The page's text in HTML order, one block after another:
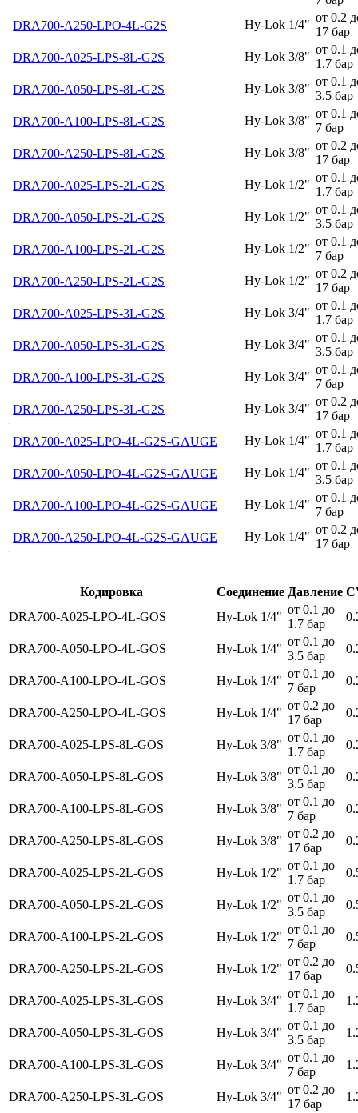
DRA700-A250-LPO-4L-G2S
Hy-Lok 1/4"
от 0.2
17 бар
DRA700-A025-LPS-8L-G2S
Hy-Lok 3/8"
от 0.1
1.7 бар
DRA700-A050-LPS-8L-G2S
Hy-Lok 3/8"
от 0.1
3.5 бар
DRA700-A100-LPS-8L-G2S
Hy-Lok 3/8"
от 0.1
7 бар
DRA700-A250-LPS-8L-G2S
Hy-Lok 3/8"
от 0.2
17 бар
DRA700-A025-LPS-2L-G2S
Hy-Lok 1/2"
от 0.1
1.7 бар
DRA700-A050-LPS-2L-G2S
Hy-Lok 1/2"
от 0.1
3.5 бар
DRA700-A100-LPS-2L-G2S
Hy-Lok 1/2"
от 0.1
7 бар
DRA700-A250-LPS-2L-G2S
Hy-Lok 1/2"
от 0.2
17 бар
DRA700-A025-LPS-3L-G2S
Hy-Lok 3/4"
от 0.1
1.7 бар
DRA700-A050-LPS-3L-G2S
Hy-Lok 3/4"
от 0.1
3.5 бар
DRA700-A100-LPS-3L-G2S
Hy-Lok 3/4"
от 0.1
7 бар
DRA700-A250-LPS-3L-G2S
Hy-Lok 3/4"
от 0.2
17 бар
DRA700-A025-LPO-4L-G2S-GAUGE
Hy-Lok 1/4"
от 0.1
1.7 бар
DRA700-A050-LPO-4L-G2S-GAUGE
Hy-Lok 1/4"
от 0.1
3.5 бар
DRA700-A100-LPO-4L-G2S-GAUGE
Hy-Lok 1/4"
от 0.1
7 бар
DRA700-A250-LPO-4L-G2S-GAUGE
Hy-Lok 1/4"
от 0.2
17 бар
Кодировка Соединение Давление
DRA700-A025-LPO-4L-GOS
Hy-Lok 1/4"
от 0.1 до
1.7 бар
DRA700-A050-LPO-4L-GOS Hy-Lok 1/4"
от 0.1 до
3.5 бар
DRA700-A100-LPO-4L-GOS Hy-Lok 1/4"
от 0.1 до
7 бар
DRA700-A250-LPO-4L-GOS Hy-Lok 1/4"
от 0.2 до
17 бар
DRA700-A025-LPS-8L-GOS Hy-Lok 3/8"
от 0.1 до
1.7 бар
DRA700-A050-LPS-8L-GOS Hy-Lok 3/8"
от 0.1 до
3.5 бар
DRA700-A100-LPS-8L-GOS Hy-Lok 3/8"
от 0.1 до
7 бар
DRA700-A250-LPS-8L-GOS Hy-Lok 3/8"
от 0.2 до
17 бар
DRA700-A025-LPS-2L-GOS Hy-Lok 1/2"
от 0.1 до
1.7 бар
DRA700-A050-LPS-2L-GOS Hy-Lok 1/2"
от 0.1 до
3.5 бар
DRA700-A100-LPS-2L-GOS Hy-Lok 1/2"
от 0.1 до
7 бар
DRA700-A250-LPS-2L-GOS Hy-Lok 1/2"
от 0.2 до
17 бар
DRA700-A025-LPS-3L-GOS Hy-Lok 3/4"
от 0.1 до
1.7 бар
DRA700-A050-LPS-3L-GOS Hy-Lok 3/4"
от 0.1 до
3.5 бар
DRA700-A100-LPS-3L-GOS Hy-Lok 3/4"
от 0.1 до
7 бар
DRA700-A250-LPS-3L-GOS Hy-Lok 3/4"
от 0.2 до
17 бар